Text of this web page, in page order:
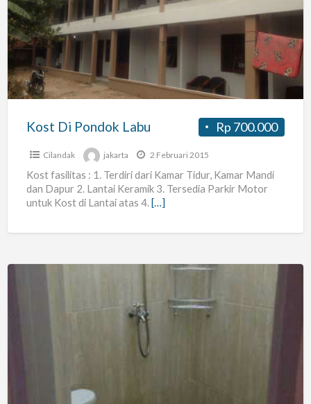
Di
Pondok
Labu
Rp 700.000
Kost Di Pondok Labu
Cilandak jakarta 2 Februari 2015
Kost fasilitas : 1. Terdiri dari Kamar Tidur, Kamar Mandi
dan Dapur 2. Lantai Keramik 3. Tersedia Parkir Motor
untuk Kost di Lantai atas 4.[…]